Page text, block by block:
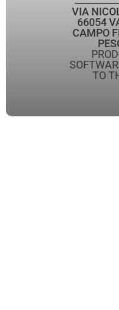
VIA
66054
CAMPO
TO